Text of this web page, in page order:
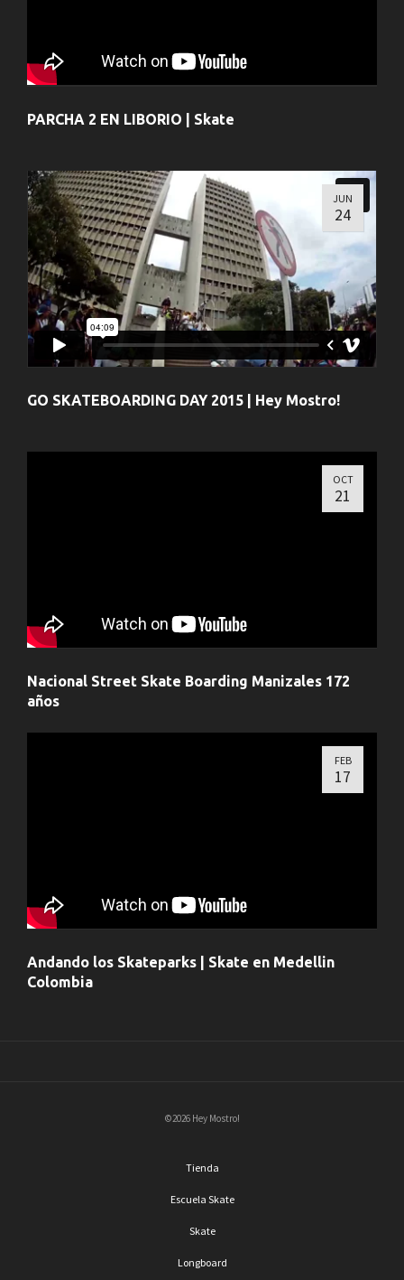
PARCHA 2 EN LIBORIO | Skate
JUN
24
GO SKATEBOARDING DAY 2015 | Hey Mostro!
OCT
21
Nacional Street Skate Boarding Manizales 172
años
FEB
17
Andando los Skateparks | Skate en Medellin
Colombia
©2026 Hey Mostro!
Tienda
Escuela Skate
Skate
Longboard